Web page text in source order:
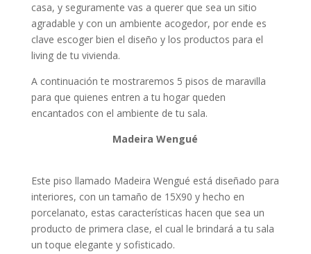
casa, y seguramente vas a querer que sea un sitio
agradable y con un ambiente acogedor, por ende es
clave escoger bien el diseño y los productos para el
living de tu vivienda.
A continuación te mostraremos 5 pisos de maravilla
para que quienes entren a tu hogar queden
encantados con el ambiente de tu sala.
Madeira Wengué
Este piso llamado Madeira Wengué está diseñado para
interiores, con un tamaño de 15X90 y hecho en
porcelanato, estas características hacen que sea un
producto de primera clase, el cual le brindará a tu sala
un toque elegante y sofisticado.